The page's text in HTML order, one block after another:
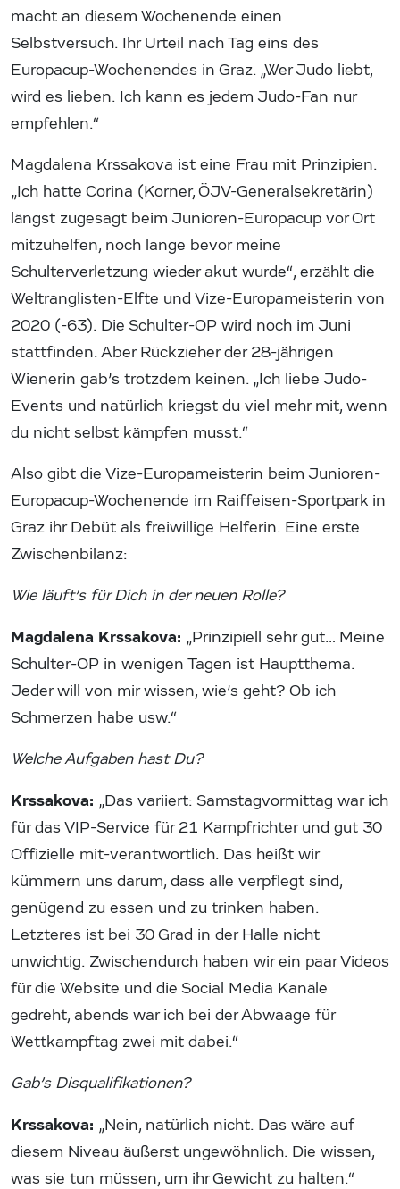
macht an diesem Wochenende einen
Selbstversuch. Ihr Urteil nach Tag eins des
Europacup-Wochenendes in Graz. „Wer Judo liebt,
wird es lieben. Ich kann es jedem Judo-Fan nur
empfehlen.“
Magdalena Krssakova ist eine Frau mit Prinzipien.
„Ich hatte Corina (Korner, ÖJV-Generalsekretärin)
längst zugesagt beim Junioren-Europacup vor Ort
mitzuhelfen, noch lange bevor meine
Schulterverletzung wieder akut wurde“, erzählt die
Weltranglisten-Elfte und Vize-Europameisterin von
2020 (-63). Die Schulter-OP wird noch im Juni
stattfinden. Aber Rückzieher der 28-jährigen
Wienerin gab’s trotzdem keinen. „Ich liebe Judo-
Events und natürlich kriegst du viel mehr mit, wenn
du nicht selbst kämpfen musst.“
Also gibt die Vize-Europameisterin beim Junioren-
Europacup-Wochenende im Raiffeisen-Sportpark in
Graz ihr Debüt als freiwillige Helferin. Eine erste
Zwischenbilanz:
Wie läuft’s für Dich in der neuen Rolle?
Magdalena Krssakova: „Prinzipiell sehr gut… Meine
Schulter-OP in wenigen Tagen ist Hauptthema.
Jeder will von mir wissen, wie’s geht? Ob ich
Schmerzen habe usw.“
Welche Aufgaben hast Du?
Krssakova: „Das variiert: Samstagvormittag war ich
für das VIP-Service für 21 Kampfrichter und gut 30
Offizielle mit-verantwortlich. Das heißt wir
kümmern uns darum, dass alle verpflegt sind,
genügend zu essen und zu trinken haben.
Letzteres ist bei 30 Grad in der Halle nicht
unwichtig. Zwischendurch haben wir ein paar Videos
für die Website und die Social Media Kanäle
gedreht, abends war ich bei der Abwaage für
Wettkampftag zwei mit dabei.“
Gab’s Disqualifikationen?
Krssakova: „Nein, natürlich nicht. Das wäre auf
diesem Niveau äußerst ungewöhnlich. Die wissen,
was sie tun müssen, um ihr Gewicht zu halten.“